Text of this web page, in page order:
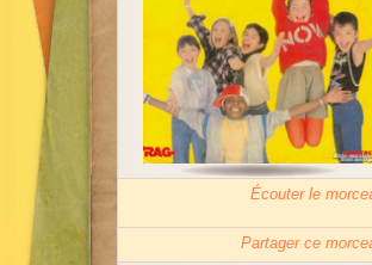
Écouter le
Partager ce